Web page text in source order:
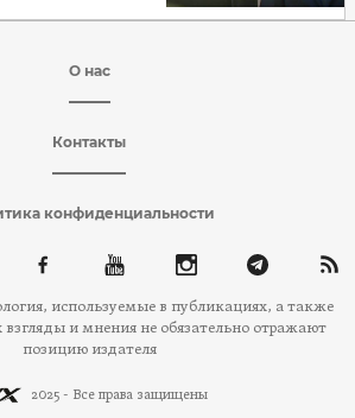
О нас
Контакты
конфиденциальности
используемые в публикациях, а также
и мнения не обязательно отражают
позицию издателя
2025 - Все права защищены